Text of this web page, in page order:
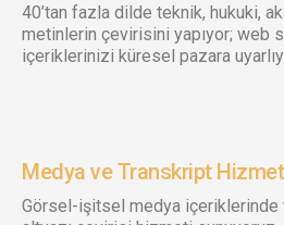
40’tan fazla dilde teknik, hukuki,
metinlerin çevirisini yapıyor; web
içeriklerinizi küresel pazara
Medya ve Transkript
Görsel-işitsel medya içeriklerinde